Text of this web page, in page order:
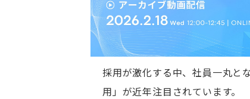
採用が激化する中、社員一丸と
用」が近年注目されています。